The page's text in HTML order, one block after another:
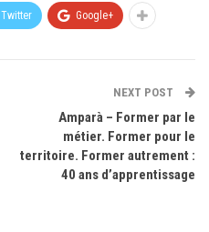
Twitter Google+
NEXT POST
Amparà – Former par le
métier. Former pour le
territoire. Former autrement :
40 ans d’apprentissage